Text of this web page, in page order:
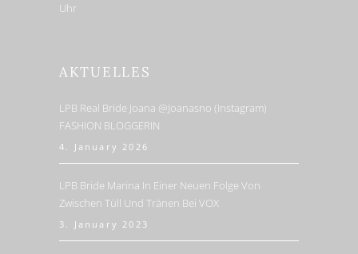
Uhr
AKTUELLES
LPB Real Bride Joana @joanasno (Instagram)
FASHION BLOGGERIN
4. January 2026
LPB Bride Marina In Einer Neuen Folge Von
Zwischen Tüll Und Tränen Bei VOX
3. January 2023